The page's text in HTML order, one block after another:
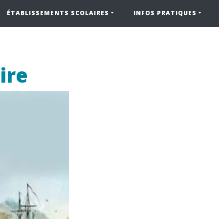
ÉTABLISSEMENTS SCOLAIRES INFOS PRATIQUES
Next